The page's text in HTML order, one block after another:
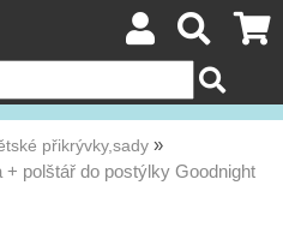
přikrývky,sady
polštář do postýlky Goodnight